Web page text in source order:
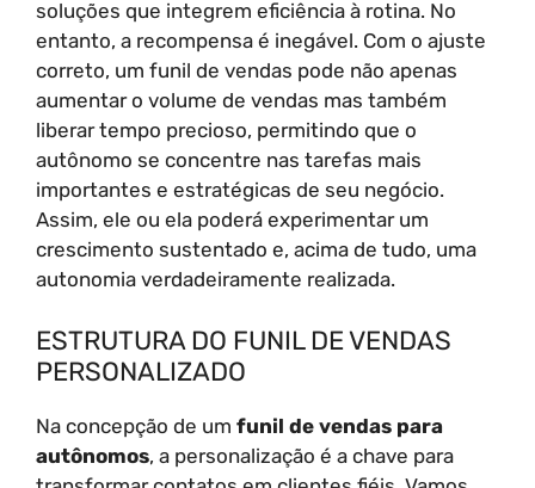
soluções que integrem eficiência à rotina. No
entanto, a recompensa é inegável. Com o ajuste
correto, um funil de vendas pode não apenas
aumentar o volume de vendas mas também
liberar tempo precioso, permitindo que o
autônomo se concentre nas tarefas mais
importantes e estratégicas de seu negócio.
Assim, ele ou ela poderá experimentar um
crescimento sustentado e, acima de tudo, uma
autonomia verdadeiramente realizada.
ESTRUTURA DO FUNIL DE VENDAS
PERSONALIZADO
Na concepção de um funil de vendas para
autônomos, a personalização é a chave para